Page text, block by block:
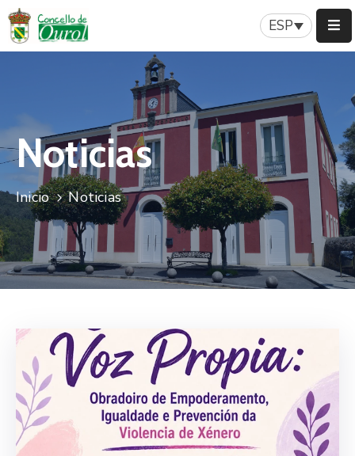
ESP
Servicios
Patrimonio
Nuestra
Historia
Turismo
Contacto
Noticias
Inicio Noticias